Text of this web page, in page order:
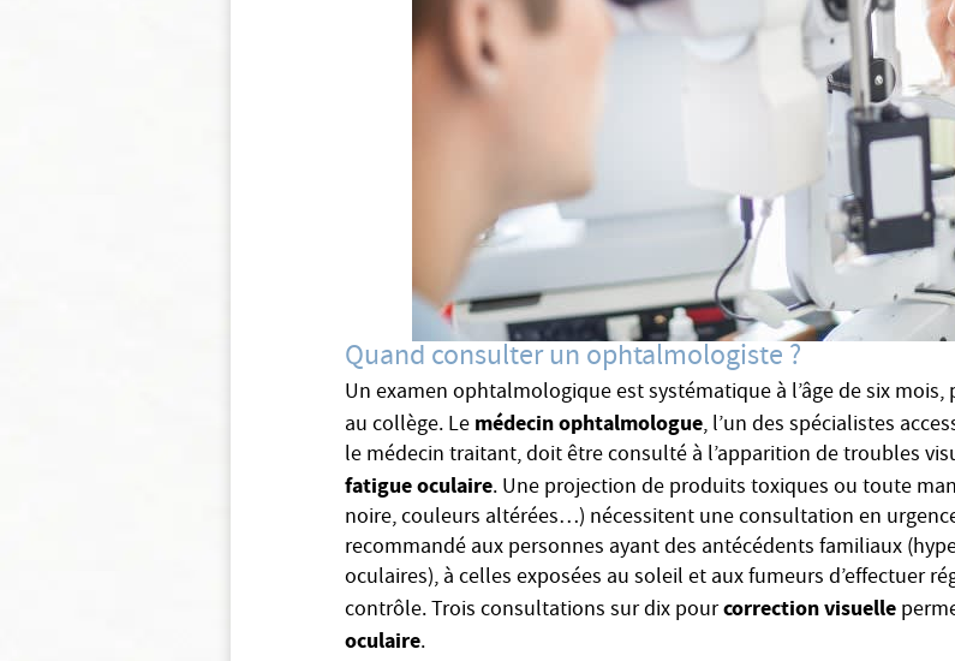
Quand consulter un ophtalmologiste ?
Un examen ophtalmologique est systématique à l’âge de six mois,
au collège. Le médecin ophtalmologue, l’un des spécialistes
le médecin traitant, doit être consulté à l’apparition de troubles
fatigue oculaire. Une projection de produits toxiques ou toute
noire, couleurs altérées…) nécessitent une consultation en
recommandé aux personnes ayant des antécédents familiaux
oculaires), à celles exposées au soleil et aux fumeurs d’effectuer
contrôle. Trois consultations sur dix pourcorrection visuelle
oculaire.